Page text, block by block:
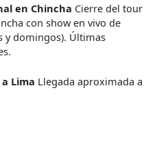
en Chincha Cierre del tour
con show en vivo de
y domingos). Últimas
Lima Llegada aproximada a